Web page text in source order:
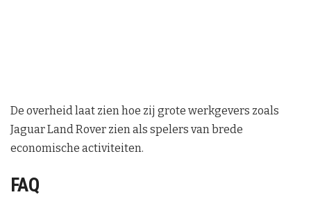
De overheid laat zien hoe zij grote werkgevers zoals
Jaguar Land Rover zien als spelers van brede
economische activiteiten.
FAQ